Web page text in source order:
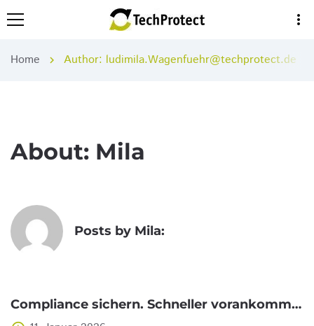
more_vert
Home chevron_right Author: ludimila.Wagenfuehr@techprotect.de
About: Mila
Posts by Mila:
Compliance sichern. Schneller vorankommen. (EPR & Product Compliance in 60 Minuten)